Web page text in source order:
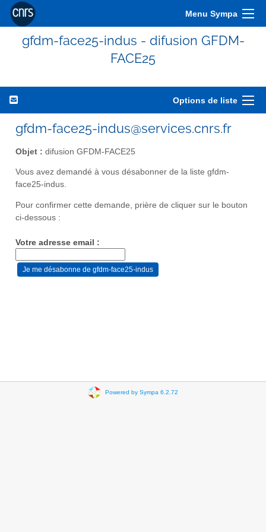
Menu Sympa
gfdm-face25-indus - difusion GFDM-
FACE25
Options de liste
gfdm-face25-indus@services.cnrs.fr
Objet : difusion GFDM-FACE25
Vous avez demandé à vous désabonner de la liste gfdm-
face25-indus.
Pour confirmer cette demande, prière de cliquer sur le bouton
ci-dessous :
Votre adresse email :
Powered by Sympa 6.2.72